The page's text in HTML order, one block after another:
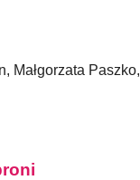
Małgorzata Paszko,